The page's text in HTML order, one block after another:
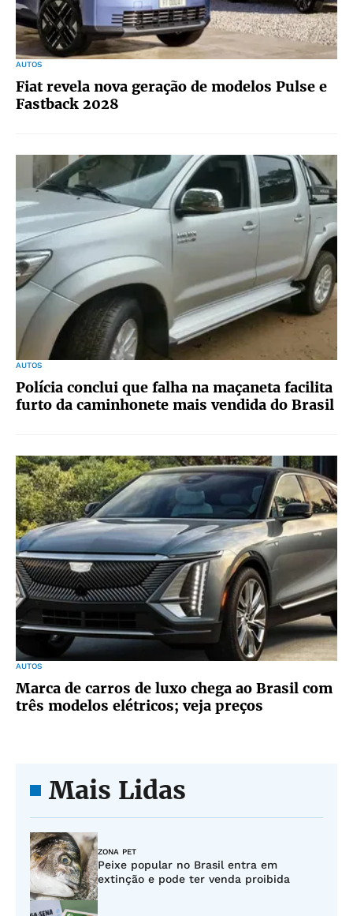
AUTOS
Fiat revela nova geração de modelos Pulse e
Fastback 2028
AUTOS
Polícia conclui que falha na maçaneta facilita
furto da caminhonete mais vendida do Brasil
AUTOS
Marca de carros de luxo chega ao Brasil com
três modelos elétricos; veja preços
Mais Lidas
ZONA PET
Peixe popular no Brasil entra em
extinção e pode ter venda proibida